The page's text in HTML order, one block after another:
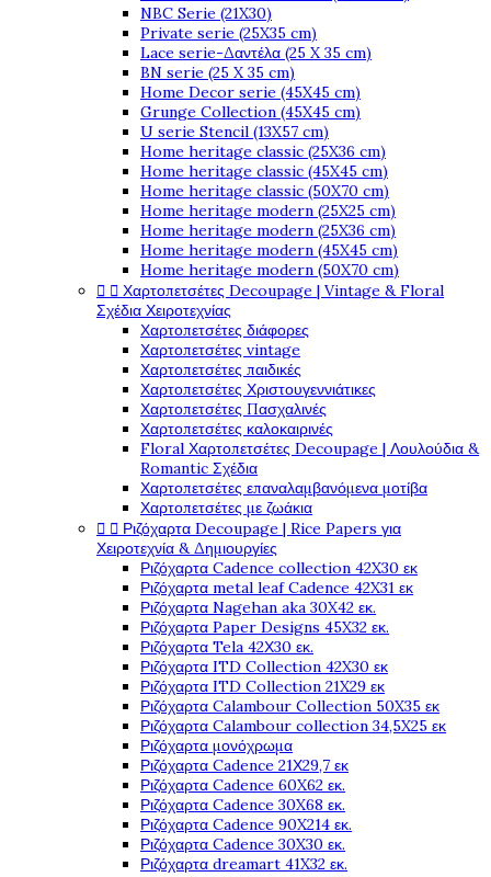
NBC Serie (21X30)
Private serie (25X35 cm)
Lace serie-Δαντέλα (25 X 35 cm)
BN serie (25 X 35 cm)
Home Decor serie (45X45 cm)
Grunge Collection (45X45 cm)
U serie Stencil (13X57 cm)
Home heritage classic (25X36 cm)
Home heritage classic (45X45 cm)
Home heritage classic (50X70 cm)
Home heritage modern (25X25 cm)
Home heritage modern (25X36 cm)
Home heritage modern (45X45 cm)
Home heritage modern (50X70 cm)
  Χαρτοπετσέτες Decoupage | Vintage & Floral
Σχέδια Χειροτεχνίας
Χαρτοπετσέτες διάφορες
Χαρτοπετσέτες vintage
Χαρτοπετσέτες παιδικές
Χαρτοπετσέτες Χριστουγεννιάτικες
Χαρτοπετσέτες Πασχαλινές
Χαρτοπετσέτες καλοκαιρινές
Floral Χαρτοπετσέτες Decoupage | Λουλούδια &
Romantic Σχέδια
Χαρτοπετσέτες επαναλαμβανόμενα μοτίβα
Χαρτοπετσέτες με ζωάκια
  Ριζόχαρτα Decoupage | Rice Papers για
Χειροτεχνία & Δημιουργίες
Ριζόχαρτα Cadence collection 42X30 εκ
Ριζόχαρτα metal leaf Cadence 42X31 εκ
Ριζόχαρτα Nagehan aka 30X42 εκ.
Ριζόχαρτα Paper Designs 45X32 εκ.
Ριζόχαρτα Tela 42Χ30 εκ.
Ριζόχαρτα ITD Collection 42X30 εκ
Ριζόχαρτα ITD Collection 21X29 εκ
Ριζόχαρτα Calambour Collection 50X35 εκ
Ριζόχαρτα Calambour collection 34,5X25 εκ
Ριζόχαρτα μονόχρωμα
Ριζόχαρτα Cadence 21Χ29,7 εκ
Ριζόχαρτα Cadence 60X62 εκ.
Ριζόχαρτα Cadence 30X68 εκ.
Ριζόχαρτα Cadence 90X214 εκ.
Ριζόχαρτα Cadence 30X30 εκ.
Ριζόχαρτα dreamart 41X32 εκ.